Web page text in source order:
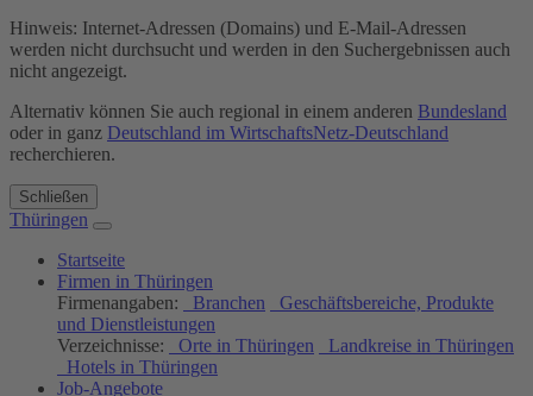
Hinweis: Internet-Adressen (Domains) und E-Mail-Adressen
werden nicht durchsucht und werden in den Suchergebnissen auch
nicht angezeigt.
Alternativ können Sie auch regional in einem anderen Bundesland
oder in ganz Deutschland im WirtschaftsNetz-Deutschland
recherchieren.
Schließen
Thüringen
Startseite
Firmen in Thüringen
Firmenangaben:
Branchen
Geschäftsbereiche, Produkte
und Dienstleistungen
Verzeichnisse:
Orte in Thüringen
Landkreise in Thüringen
Hotels in Thüringen
Job-Angebote